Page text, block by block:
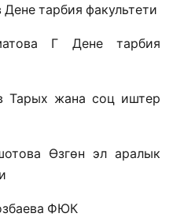
тарбия факультети
Г Дене тарбия
Тарых жана соц иштер
Өзгөн эл аралык
ФЮК